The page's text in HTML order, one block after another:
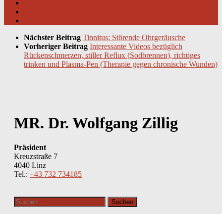
Nächster Beitrag Tinnitus: Störende Ohrgeräusche
Vorheriger Beitrag Interessante Videos bezüglich
Rückenschmerzen, stiller Reflux (Sodbrennen), richtiges
trinken und Plasma-Pen (Therapie gegen chronische Wunden)
MR. Dr. Wolfgang Zillig
Präsident
Kreuzstraße 7
4040 Linz
Tel.: +43 732 734185
Suchen
nach: